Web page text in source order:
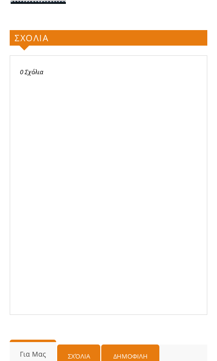
ΣΧΟΛΙΑ
0 Σχόλια
Για Μας ΣΧΌΛΙΑ ΔΗΜΟΦΙΛΗ